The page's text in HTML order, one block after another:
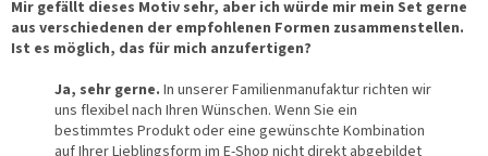
Mir gefällt dieses Motiv sehr, aber ich würde mir mein Set gerne
aus verschiedenen der empfohlenen Formen zusammenstellen.
Ist es möglich, das für mich anzufertigen?
Ja, sehr gerne. In unserer Familienmanufaktur richten wir
uns flexibel nach Ihren Wünschen. Wenn Sie ein
bestimmtes Produkt oder eine gewünschte Kombination
auf Ihrer Lieblingsform im E-Shop nicht direkt abgebildet